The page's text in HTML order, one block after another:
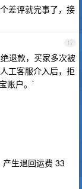
差评就完事了，接
17
退款，买家多次被
工客服介入后，拒
账户。`
生退回运费 33